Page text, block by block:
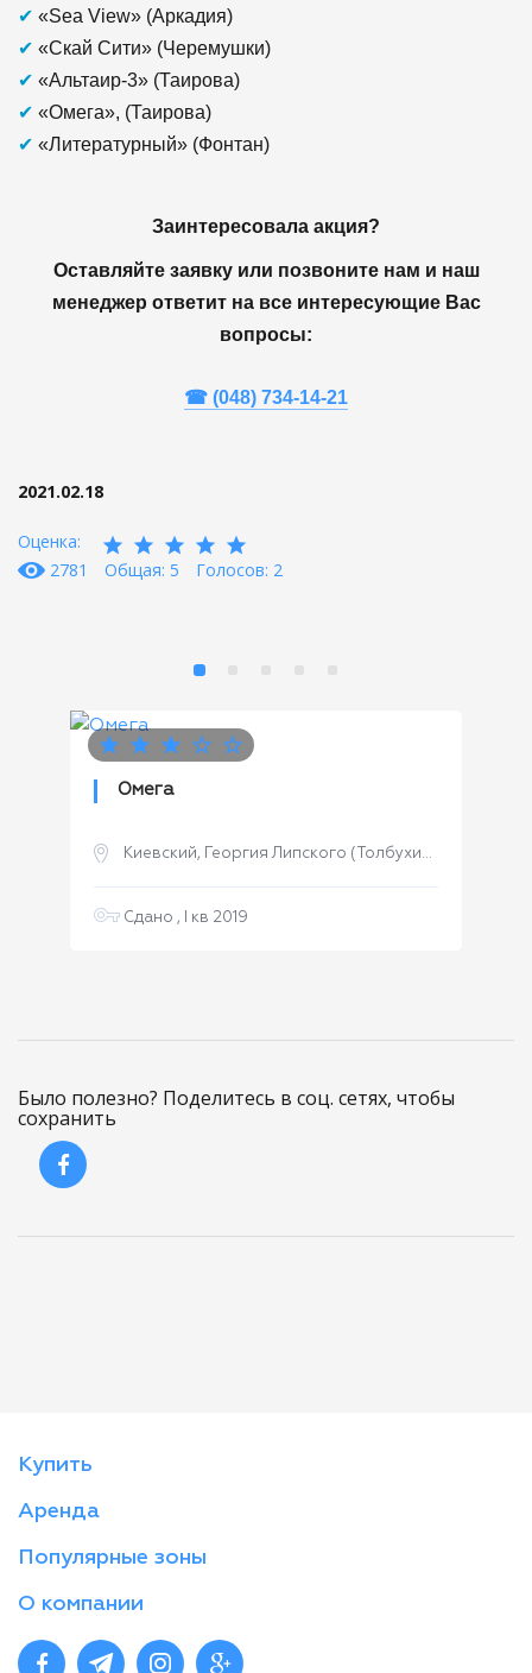
✔ «Sea View» (Аркадия)
✔ «Скай Сити» (Черемушки)
✔ «Альтаир-3» (Таирова)
✔ «Омега», (Таирова)
✔ «Литературный» (Фонтан)
Заинтересовала акция?
Оставляйте заявку или позвоните нам и наш
менеджер ответит на все интересующие Вас
вопросы:
☎ (048) 734-14-21
2021.02.18
Оценка:
2781
Общая: 5 Голосов: 2
Омега
Киевский, Георгия Липского (Толбухина) улица
Сдано , I кв 2019
Было полезно? Поделитесь в соц. сетях, чтобы
сохранить
Купить
Аренда
Популярные зоны
О компании